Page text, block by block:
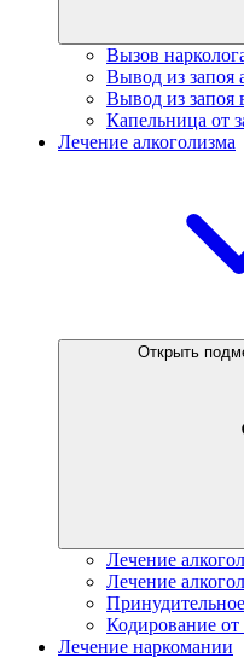
Вызов
Вывод из запоя
Вывод из запоя
Капельница от
Лечение алкоголизма
Открыть
Лечение
Лечение
Кодирование от
Лечение наркомании